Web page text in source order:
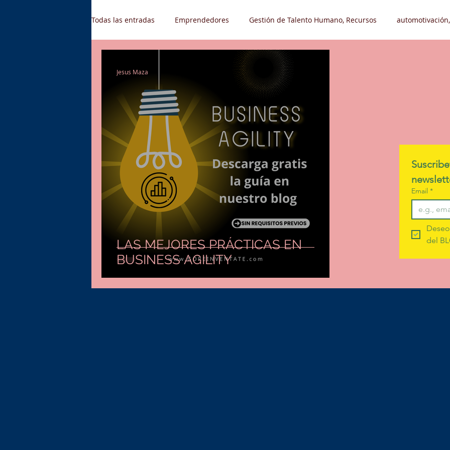
Todas las entradas Emprendedores Gestión de Talento Humano, Recursos
Liderazgo, Automotivación
Supply Chain Oferta de empleos Hobby - Pasatiempo
LAS MEJORES PRÁCTICAS EN
BUSINESS AGILITY
Jesus Maza
Email *
del